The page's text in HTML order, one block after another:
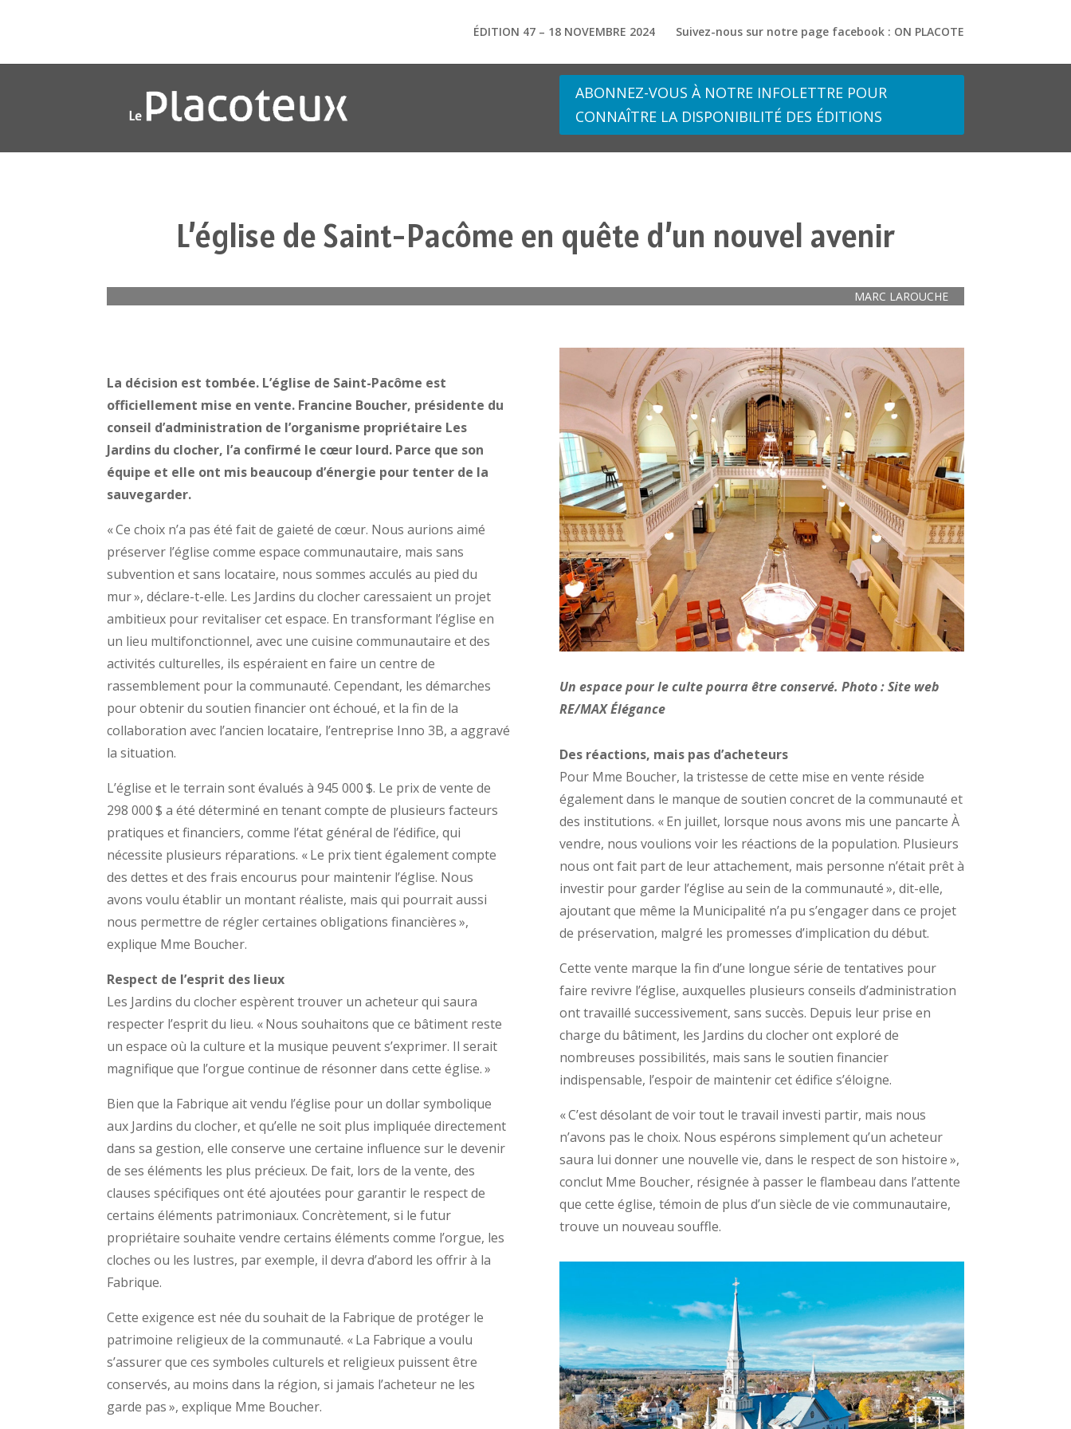
ÉDITION 47 – 18 NOVEMBRE 2024 Suivez-nous sur notre page facebook : ON PLACOTE
ABONNEZ-VOUS À NOTRE INFOLETTRE POUR
CONNAÎTRE LA DISPONIBILITÉ DES ÉDITIONS
L’église de Saint-Pacôme en quête d’un nouvel avenir
MARC LAROUCHE
La décision est tombée. L’église de Saint-Pacôme est
officiellement mise en vente. Francine Boucher, présidente du
conseil d’administration de l’organisme propriétaire Les
Jardins du clocher, l’a confirmé le cœur lourd. Parce que son
équipe et elle ont mis beaucoup d’énergie pour tenter de la
sauvegarder.
« Ce choix n’a pas été fait de gaieté de cœur. Nous aurions aimé
préserver l’église comme espace communautaire, mais sans
subvention et sans locataire, nous sommes acculés au pied du
mur », déclare-t-elle. Les Jardins du clocher caressaient un projet
ambitieux pour revitaliser cet espace. En transformant l’église en
un lieu multifonctionnel, avec une cuisine communautaire et des
activités culturelles, ils espéraient en faire un centre de
rassemblement pour la communauté. Cependant, les démarches
pour obtenir du soutien financier ont échoué, et la fin de la
collaboration avec l’ancien locataire, l’entreprise Inno 3B, a aggravé
la situation.
L’église et le terrain sont évalués à 945 000 $. Le prix de vente de
298 000 $ a été déterminé en tenant compte de plusieurs facteurs
pratiques et financiers, comme l’état général de l’édifice, qui
nécessite plusieurs réparations. « Le prix tient également compte
des dettes et des frais encourus pour maintenir l’église. Nous
avons voulu établir un montant réaliste, mais qui pourrait aussi
nous permettre de régler certaines obligations financières »,
explique Mme Boucher.
Respect de l’esprit des lieux
Les Jardins du clocher espèrent trouver un acheteur qui saura
respecter l’esprit du lieu. « Nous souhaitons que ce bâtiment reste
un espace où la culture et la musique peuvent s’exprimer. Il serait
magnifique que l’orgue continue de résonner dans cette église. »
Bien que la Fabrique ait vendu l’église pour un dollar symbolique
aux Jardins du clocher, et qu’elle ne soit plus impliquée directement
dans sa gestion, elle conserve une certaine influence sur le devenir
de ses éléments les plus précieux. De fait, lors de la vente, des
clauses spécifiques ont été ajoutées pour garantir le respect de
certains éléments patrimoniaux. Concrètement, si le futur
propriétaire souhaite vendre certains éléments comme l’orgue, les
cloches ou les lustres, par exemple, il devra d’abord les offrir à la
Fabrique.
Cette exigence est née du souhait de la Fabrique de protéger le
patrimoine religieux de la communauté. « La Fabrique a voulu
s’assurer que ces symboles culturels et religieux puissent être
conservés, au moins dans la région, si jamais l’acheteur ne les
garde pas », explique Mme Boucher.
Un espace pour le culte pourra être conservé. Photo : Site web
RE/MAX Élégance
Des réactions, mais pas d’acheteurs
Pour Mme Boucher, la tristesse de cette mise en vente réside
également dans le manque de soutien concret de la communauté et
des institutions. « En juillet, lorsque nous avons mis une pancarte À
vendre, nous voulions voir les réactions de la population. Plusieurs
nous ont fait part de leur attachement, mais personne n’était prêt à
investir pour garder l’église au sein de la communauté », dit-elle,
ajoutant que même la Municipalité n’a pu s’engager dans ce projet
de préservation, malgré les promesses d’implication du début.
Cette vente marque la fin d’une longue série de tentatives pour
faire revivre l’église, auxquelles plusieurs conseils d’administration
ont travaillé successivement, sans succès. Depuis leur prise en
charge du bâtiment, les Jardins du clocher ont exploré de
nombreuses possibilités, mais sans le soutien financier
indispensable, l’espoir de maintenir cet édifice s’éloigne.
« C’est désolant de voir tout le travail investi partir, mais nous
n’avons pas le choix. Nous espérons simplement qu’un acheteur
saura lui donner une nouvelle vie, dans le respect de son histoire »,
conclut Mme Boucher, résignée à passer le flambeau dans l’attente
que cette église, témoin de plus d’un siècle de vie communautaire,
trouve un nouveau souffle.